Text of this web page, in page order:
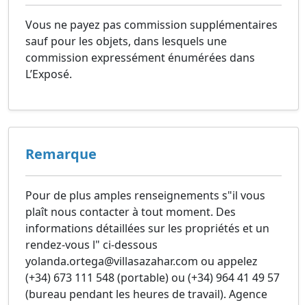
Vous ne payez pas commission supplémentaires
sauf pour les objets, dans lesquels une
commission expressément énumérées dans
L’Exposé.
Remarque
Pour de plus amples renseignements s"il vous
plaît nous contacter à tout moment. Des
informations détaillées sur les propriétés et un
rendez-vous l" ci-dessous
yolanda.ortega@villasazahar.com ou appelez
(+34) 673 111 548 (portable) ou (+34) 964 41 49 57
(bureau pendant les heures de travail). Agence